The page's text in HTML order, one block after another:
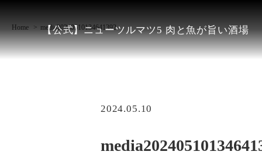
【公式】ニューツルマツ5 肉と魚が旨い酒場
Home media20240510134641392
2024.05.10